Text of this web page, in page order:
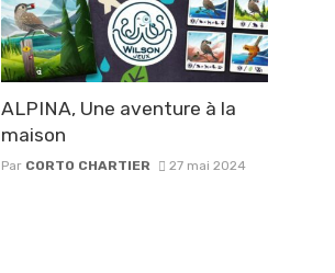
ALPINA, Une aventure à la
maison
Par CORTO CHARTIER 27 mai 2024